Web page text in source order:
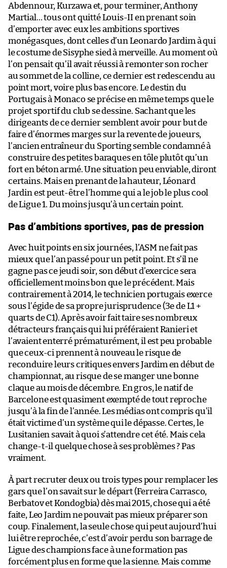
Abdennour, Kurzawa et, pour terminer, Anthony
Martial… tous ont quitté Louis-II en prenant soin
d’emporter avec eux les ambitions sportives
monégasques, dont celles d’un Leonardo Jardim à qui
le costume de Sisyphe sied à merveille. Au moment où
l’on pensait qu’il avait réussi à remonter son rocher
au sommet de la colline, ce dernier est redescendu au
point mort, voire plus bas encore. Le destin du
Portugais à Monaco se précise en même temps que le
projet sportif du club se dessine. Sachant que les
dirigeants de ce dernier semblent avoir pour but de
faire d’énormes marges sur la revente de joueurs,
l’ancien entraîneur du Sporting semble condamné à
construire des petites baraques en tôle plutôt qu’un
fort en béton armé. Une situation peu enviable, diront
certains. Mais en prenant de la hauteur, Léonard
Jardin est peut-être l’homme qui a le job le plus cool
de Ligue 1. Du moins jusqu’à un certain point.
Pas d’ambitions sportives, pas de pression
Avec huit points en six journées, l’ASM ne fait pas
mieux que l’an passé pour un petit point. Et s’il ne
gagne pas ce jeudi soir, son début d’exercice sera
officiellement moins bon que le précédent. Mais
contrairement à 2014, le technicien portugais exerce
sous l’égide de sa propre jurisprudence (3e de L1 +
quarts de C1). Après avoir fait taire ses nombreux
détracteurs français qui lui préféraient Ranieri et
l’avaient enterré prématurément, il est peu probable
que ceux-ci prennent à nouveau le risque de
reconduire leurs critiques envers Jardim en début de
championnat, au risque de se manger une bonne
claque au mois de décembre. En gros, le natif de
Barcelone est quasiment exempté de tout reproche
jusqu’à la fin de l’année. Les médias ont compris qu’il
était victime d’un système qui le dépasse. Certes, le
Lusitanien savait à quoi s’attendre cet été. Mais cela
change-t-il quelque chose à ses problèmes ? Pas
vraiment.
À part recruter deux ou trois types pour remplacer les
gars que l’on savait sur le départ (Ferreira Carrasco,
Berbatov et Kondogbia) dès mai 2015, chose qui a été
faite, Leo Jardim ne pouvait pas mieux préparer son
coup. Finalement, la seule chose qui peut aujourd’hui
lui être reprochée, c’est d’avoir perdu son barrage de
Ligue des champions face à une formation pas
forcément plus en forme que la sienne. Mais comme